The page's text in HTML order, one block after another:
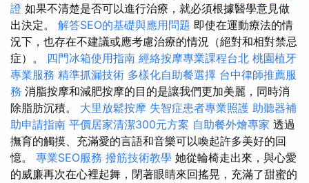
證 如果不清楚是否可以進行治療，就必須根據醫學意見做
出決定。 解答SEO的基礎與應用問題 即使在運動療法的情
況下，也存在不建議或應考慮治療的情況（絕對和相對禁忌
症）。 四門冰箱使用指南 經絡按摩專業課程台北 桃園植牙
專業服務 精準抓漏技術 多樣化自助餐選擇 台中律師推薦服
務 消脂按摩和減肥按摩的目的是讓我們更加美麗，同時消
除脂肪沉積。 大里放鬆按摩 失智症患者專業照護 助聽器補
助申請指南 平價居家清潔300元方案 自助餐外燴專家 透過
撫育的觸摸、充滿愛的言語和音樂可以喚起許多美好的回
憶。 專業SEO服務 撥筋技術教學 她從輪椅走出來，與心愛
的威廉再次在心裡起舞，閉著眼睛來回搖晃，充滿了甜蜜的